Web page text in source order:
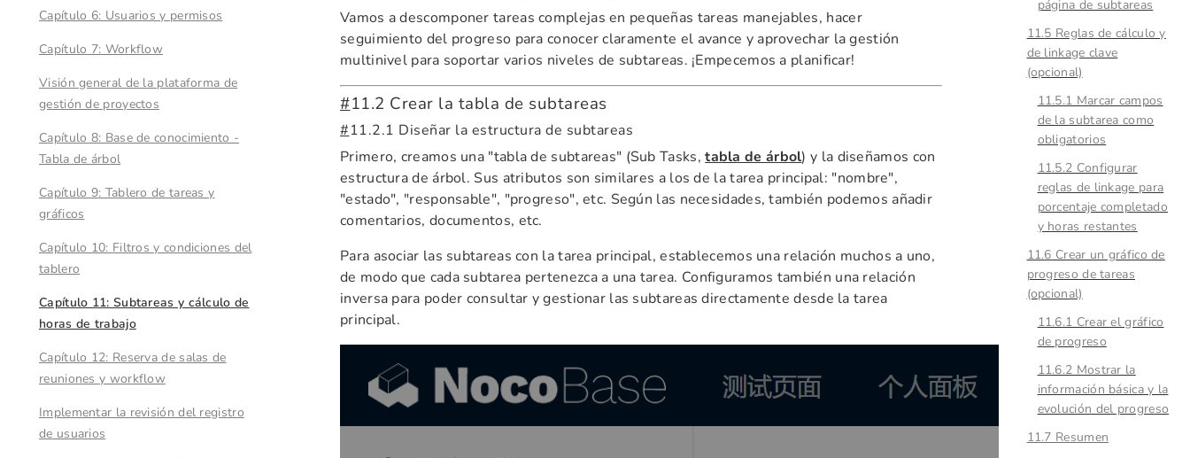
Capítulo 6: Usuarios y permisos
Capítulo 7: Workflow
Visión general de la plataforma de
gestión de proyectos
Capítulo 8: Base de conocimiento -
Tabla de árbol
Capítulo 9: Tablero de tareas y
gráficos
Capítulo 10: Filtros y condiciones del
tablero
Capítulo 11: Subtareas y cálculo de
horas de trabajo
Capítulo 12: Reserva de salas de
reuniones y workflow
Implementar la revisión del registro
de usuarios
Vamos a descomponer tareas complejas en pequeñas tareas manejables, hacer
seguimiento del progreso para conocer claramente el avance y aprovechar la gestión
multinivel para soportar varios niveles de subtareas. ¡Empecemos a planificar!
#11.2 Crear la tabla de subtareas
#11.2.1 Diseñar la estructura de subtareas
Primero, creamos una "tabla de subtareas" (Sub Tasks,tabla de árbol) y la diseñamos con
estructura de árbol. Sus atributos son similares a los de la tarea principal: "nombre",
"estado", "responsable", "progreso", etc. Según las necesidades, también podemos añadir
comentarios, documentos, etc.
Para asociar las subtareas con la tarea principal, establecemos una relación muchos a uno,
de modo que cada subtarea pertenezca a una tarea. Configuramos también una relación
inversa para poder consultar y gestionar las subtareas directamente desde la tarea
principal.
página de subtareas
11.5 Reglas de cálculo y
de linkage clave
(opcional)
11.5.1 Marcar campos
de la subtarea como
obligatorios
11.5.2 Configurar
reglas de linkage para
porcentaje completado
y horas restantes
11.6 Crear un gráfico de
progreso de tareas
(opcional)
11.6.1 Crear el gráfico
de progreso
11.6.2 Mostrar la
información básica y la
evolución del progreso
11.7 Resumen